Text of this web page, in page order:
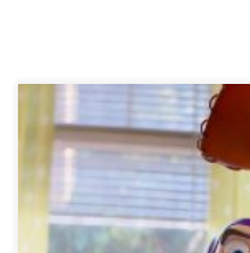
réalisé par Andrew Stanton,
Woody, Jessie et le reste de
question lorsqu'ils